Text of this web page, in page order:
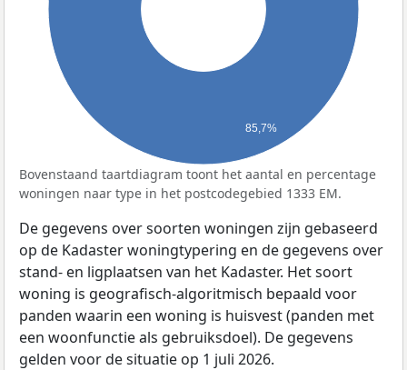
85,7%
Bovenstaand taartdiagram toont het aantal en percentage
woningen naar type in het postcodegebied 1333 EM.
De gegevens over soorten woningen zijn gebaseerd
op de Kadaster woningtypering en de gegevens over
stand- en ligplaatsen van het Kadaster. Het soort
woning is geografisch-algoritmisch bepaald voor
panden waarin een woning is huisvest (panden met
een woonfunctie als gebruiksdoel). De gegevens
gelden voor de situatie op 1 juli 2026.